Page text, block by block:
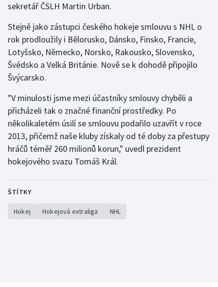
Motorsport
Olympijské hry
Parasport
Plavání
Plážový volejbal
Ragby
sekretář ČSLH Martin Urban.
Stejně jako zástupci českého hokeje smlouvu s NHL o
rok prodloužily i Bělorusko, Dánsko, Finsko, Francie,
Lotyšsko, Německo, Norsko, Rakousko, Slovensko,
Švédsko a Velká Británie. Nově se k dohodě připojilo
Švýcarsko.
"V minulosti jsme mezi účastníky smlouvy chyběli a
přicházeli tak o značné finanční prostředky. Po
několikaletém úsilí se smlouvu podařilo uzavřít v roce
2013, přičemž naše kluby získaly od té doby za přestupy
hráčů téměř 260 milionů korun," uvedl prezident
hokejového svazu Tomáš Král.
ŠTÍTKY
Hokej Hokejová extraliga NHL